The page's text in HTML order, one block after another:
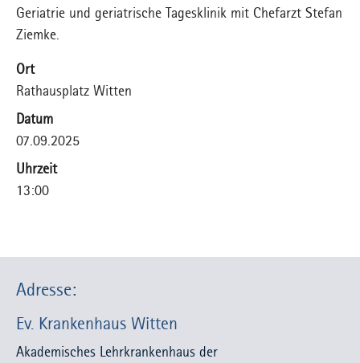
Geriatrie und geriatrische Tagesklinik mit Chefarzt Stefan
Ziemke.
Ort
Rathausplatz Witten
Datum
07.09.2025
Uhrzeit
13:00
Adresse:
Ev. Krankenhaus Witten
Akademisches Lehrkrankenhaus der